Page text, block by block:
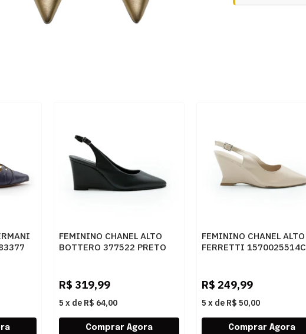
FEMININO CHANEL ALTO
BOTTERO 377522 PRETO
R$ 319,99
5 x de R$ 64,00
FEMININO CHANEL ALTO
FERRETTI 1570025514C
R$ 249,99
5 x de R$ 50,00